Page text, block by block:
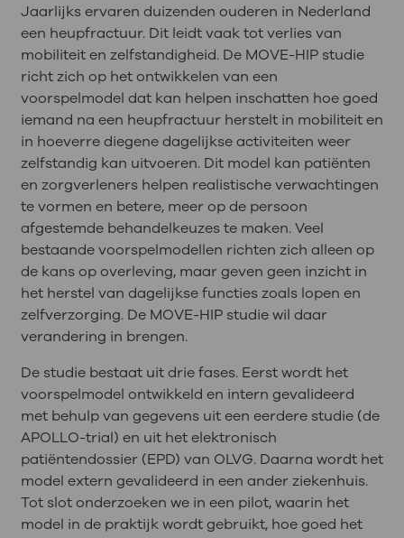
Jaarlijks ervaren duizenden ouderen in Nederland
een heupfractuur. Dit leidt vaak tot verlies van
mobiliteit en zelfstandigheid. De MOVE-HIP studie
richt zich op het ontwikkelen van een
voorspelmodel dat kan helpen inschatten hoe goed
iemand na een heupfractuur herstelt in mobiliteit en
in hoeverre diegene dagelijkse activiteiten weer
zelfstandig kan uitvoeren. Dit model kan patiënten
en zorgverleners helpen realistische verwachtingen
te vormen en betere, meer op de persoon
afgestemde behandelkeuzes te maken. Veel
bestaande voorspelmodellen richten zich alleen op
de kans op overleving, maar geven geen inzicht in
het herstel van dagelijkse functies zoals lopen en
zelfverzorging. De MOVE-HIP studie wil daar
verandering in brengen.
De studie bestaat uit drie fases. Eerst wordt het
voorspelmodel ontwikkeld en intern gevalideerd
met behulp van gegevens uit een eerdere studie (de
APOLLO-trial) en uit het elektronisch
patiëntendossier (EPD) van OLVG. Daarna wordt het
model extern gevalideerd in een ander ziekenhuis.
Tot slot onderzoeken we in een pilot, waarin het
model in de praktijk wordt gebruikt, hoe goed het